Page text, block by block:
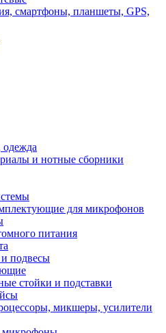
смартфоны, планшеты, GPS,
одежда
и нотные сборники
для микрофонов
питания
подвесы
стойки и подставки
микшеры, усилители